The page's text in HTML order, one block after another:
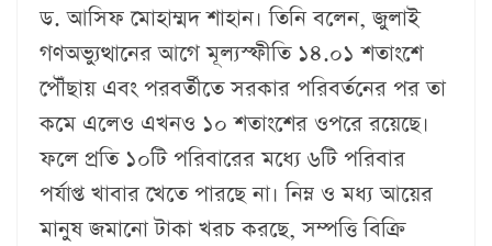
ড. আসিফ মোহাম্মদ শাহান। তিনি বলেন, জুলাই
গণঅভ্যুত্থানের আগে মূল্যস্ফীতি ১৪.০১ শতাংশে
পৌঁছায় এবং পরবর্তীতে সরকার পরিবর্তনের পর তা
কমে এলেও এখনও ১০ শতাংশের ওপরে রয়েছে।
ফলে প্রতি ১০টি পরিবারের মধ্যে ৬টি পরিবার
পর্যাপ্ত খাবার খেতে পারছে না। নিম্ন ও মধ্য আয়ের
মানুষ জমানো টাকা খরচ করছে, সম্পত্তি বিক্রি